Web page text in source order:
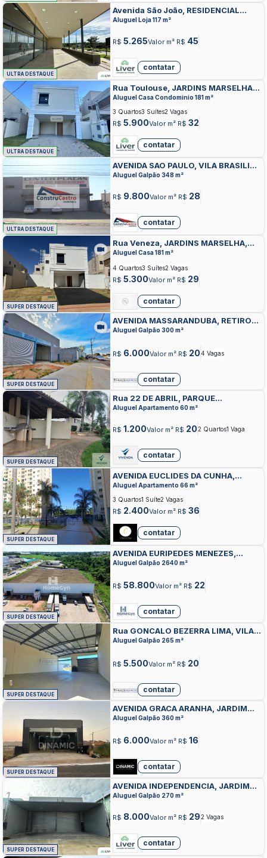
ULTRA DESTAQUE
Avenida São João, RESIDENCIAL
ALDEIA DO PARQUE, APARECIDA DE
Aluguel Loja 117 m²
R$ 5.265Valor m² R$ 45
contatar
ULTRA DESTAQUE
Rua Toulouse, JARDINS MARSELHA,
APARECIDA DE GOIANIA
Aluguel Casa Condominio 181 m²
R$ 5.900Valor m² R$ 32
3 Quartos3 Suítes2 Vagas
contatar
ULTRA DESTAQUE
AVENIDA SAO PAULO, VILA BRASILIA,
APARECIDA DE GOIANIA
Aluguel Galpão 348 m²
R$ 9.800Valor m² R$ 28
contatar
SUPER DESTAQUE
Rua Veneza, JARDINS MARSELHA,
APARECIDA DE GOIANIA
Aluguel Casa 181 m²
R$ 5.300Valor m² R$ 29
4 Quartos3 Suítes2 Vagas
contatar
SUPER DESTAQUE
AVENIDA MASSARANDUBA, RETIRO
DO BOSQUE, APARECIDA DE GOIANIA
Aluguel Galpão 300 m²
R$ 6.000Valor m² R$ 204 Vagas
contatar
SUPER DESTAQUE
Rua 22 DE ABRIL, PARQUE
FLAMBOYANT, APARECIDA DE
Aluguel Apartamento 60 m²
R$ 1.200Valor m² R$ 202 Quartos1 Vaga
contatar
SUPER DESTAQUE
AVENIDA EUCLIDES DA CUNHA,
CONJUNTO CRUZEIRO DO SUL,
APARECIDA DE GOIANIA
Aluguel Apartamento 66 m²
R$ 2.400Valor m² R$ 36
3 Quartos1 Suíte2 Vagas
contatar
SUPER DESTAQUE
AVENIDA EURIPEDES MENEZES,
PARQUE INDUSTRIAL DE APARECIDA
Aluguel Galpão 2640 m²
R$ 58.800Valor m² R$ 22
contatar
SUPER DESTAQUE
Rua GONCALO BEZERRA LIMA, VILA
MARIA, APARECIDA DE GOIANIA
Aluguel Galpão 265 m²
R$ 5.500Valor m² R$ 20
contatar
SUPER DESTAQUE
AVENIDA GRACA ARANHA, JARDIM
BURITI SERENO, APARECIDA DE
Aluguel Galpão 360 m²
R$ 6.000Valor m² R$ 16
contatar
SUPER DESTAQUE
AVENIDA INDEPENDENCIA, JARDIM
MONTE CRISTO, APARECIDA DE
Aluguel Galpão 270 m²
R$ 8.000Valor m² R$ 292 Vagas
contatar